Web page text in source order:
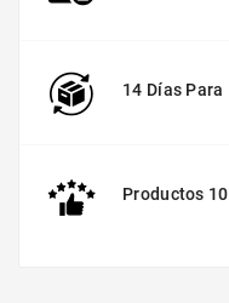
14 Días Para
Productos